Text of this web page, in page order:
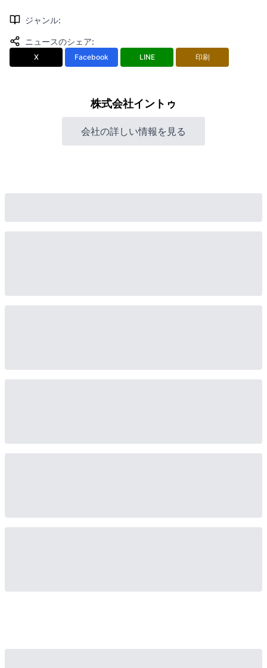
ジャンル:
ニュースのシェア:
X Facebook LINE 印刷
株式会社イントゥ
会社の詳しい情報を見る